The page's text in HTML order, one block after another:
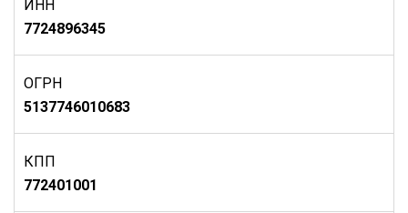
ИНН
7724896345
ОГРН
5137746010683
КПП
772401001